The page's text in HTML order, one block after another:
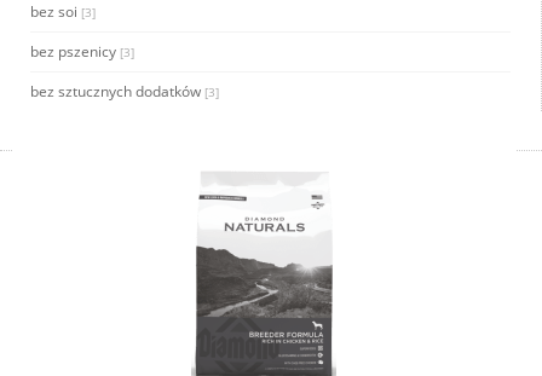
bez soi [3]
bez pszenicy [3]
bez sztucznych dodatków [3]